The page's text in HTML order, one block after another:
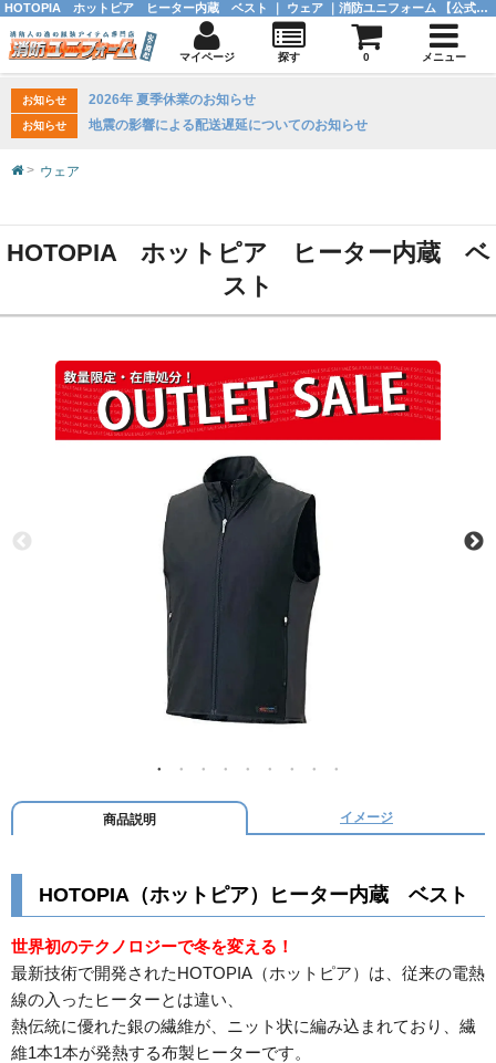
お知らせ 2026年 夏季休業のお知らせ
お知らせ 地震の影響による配送遅延についてのお知らせ
ウェア
HOTOPIA ホットピア ヒーター内蔵 ベ
スト
商品説明 イメージ
HOTOPIA（ホットピア）ヒーター内蔵 ベスト
世界初のテクノロジーで冬を変える！
最新技術で開発されたHOTOPIA（ホットピア）は、従来の電熱
線の入ったヒーターとは違い、
熱伝統に優れた銀の繊維が、ニット状に編み込まれており、繊
維1本1本が発熱する布製ヒーターです。
HOTOPIA ホットピア ヒーター内蔵 ベスト ｜ ウェア ｜消防ユニフォーム 【公式オンラインショップ】
マイページ 探す 0 メニュー